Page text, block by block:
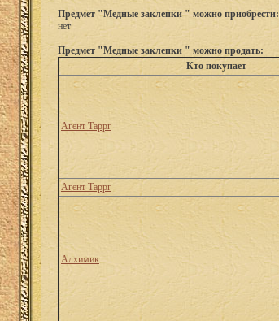
Предмет "Медные заклепки " можно приобрести:
нет
Предмет "Медные заклепки " можно продать:
Кто покупает
Агент Таррг
Агент Таррг
Алхимик